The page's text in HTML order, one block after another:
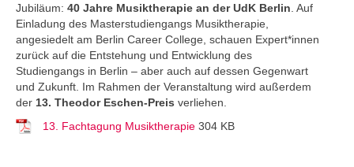
Jubiläum: 40 Jahre Musiktherapie an der UdK Berlin . Auf
Einladung des Masterstudiengangs Musiktherapie,
angesiedelt am Berlin Career College, schauen Expert*innen
zurück auf die Entstehung und Entwicklung des
Studiengangs in Berlin – aber auch auf dessen Gegenwart
und Zukunft. Im Rahmen der Veranstaltung wird außerdem
der 13. Theodor Eschen-Preis verliehen.
13. Fachtagung Musiktherapie 304 KB